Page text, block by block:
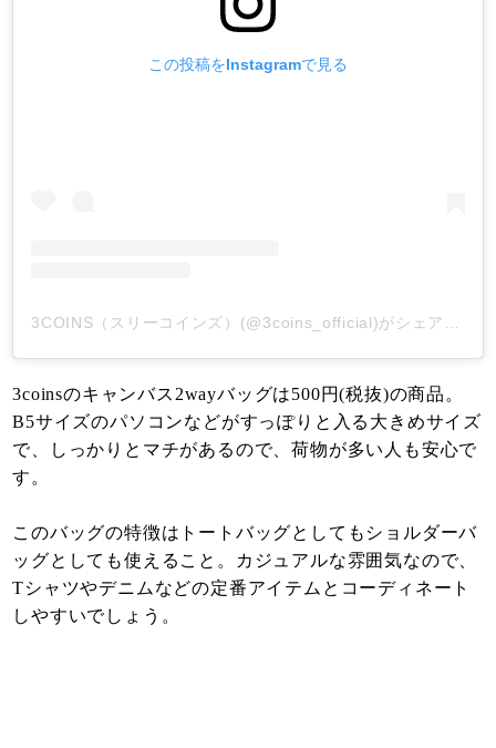
この投稿をInstagramで見る
3coinsのキャンバス2wayバッグは500円(税抜)の商品。
B5サイズのパソコンなどがすっぽりと入る大きめサイズ
で、しっかりとマチがあるので、荷物が多い人も安心で
す。
このバッグの特徴はトートバッグとしてもショルダーバ
ッグとしても使えること。カジュアルな雰囲気なので、
Tシャツやデニムなどの定番アイテムとコーディネート
しやすいでしょう。